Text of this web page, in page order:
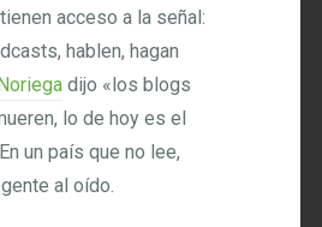
acceso a la señal:
hablen, hagan
dijo «los blogs
lo de hoy es el
un país que no lee,
al oído.